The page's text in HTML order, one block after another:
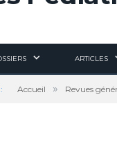
ARTICLES
Accueil » Revues